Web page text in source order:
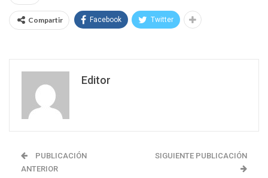
Compartir Facebook Twitter
Editor
PUBLICACIÓN
ANTERIOR
SIGUIENTE PUBLICACIÓN